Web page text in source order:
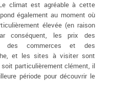
climat est agréable à cette
également au moment où
élevée (en raison
conséquent, les prix des
des commerces et des
et les sites à visiter sont
particulièrement clément, il
période pour découvrir le